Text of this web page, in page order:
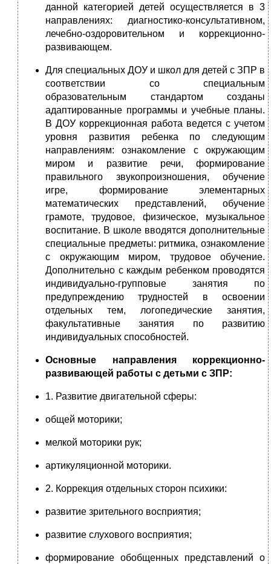
данной категорией детей осуществляется в 3
направлениях: диагностико-консультативном,
лечебно-оздоровительном и коррекционно-
развивающем.
Для специальных ДОУ и школ для детей с ЗПР в
соответствии со специальным
образовательным стандартом созданы
адаптированные программы и учебные планы.
В ДОУ коррекционная работа ведется с учетом
уровня развития ребенка по следующим
направлениям: ознакомление с окружающим
миром и развитие речи, формирование
правильного звукопроизношения, обучение
игре, формирование элементарных
математических представлений, обучение
грамоте, трудовое, физическое, музыкальное
воспитание. В школе вводятся дополнительные
специальные предметы: ритмика, ознакомление
с окружающим миром, трудовое обучение.
Дополнительно с каждым ребенком проводятся
индивидуально-групповые занятия по
предупреждению трудностей в освоении
отдельных тем, логопедические занятия,
факультативные занятия по развитию
индивидуальных способностей.
Основные направления коррекционно-
развивающей работы с детьми с ЗПР:
1. Развитие двигательной сферы:
общей моторики;
мелкой моторики рук;
артикуляционной моторики.
2. Коррекция отдельных сторон психики:
развитие зрительного восприятия;
развитие слухового восприятия;
формирование обобщенных представлений о